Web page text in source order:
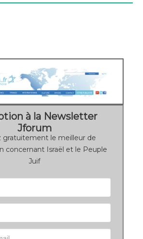
à la Newsletter
Jforum
gratuitement le meilleur de
concernant Israël et le Peuple
Juif